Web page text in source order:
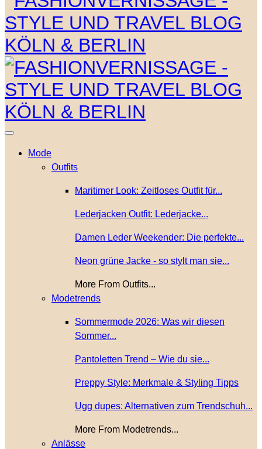
Mode
Outfits
Maritimer Look: Zeitloses Outfit für...
Lederjacken Outfit: Lederjacke...
Damen Leder Weekender: Die perfekte...
Neon grüne Jacke - so stylt man sie...
More From Outfits...
Modetrends
Sommermode 2026: Was wir diesen
Sommer...
Pantoletten Trend – Wie du sie...
Preppy Style: Merkmale & Styling Tipps
Ugg dupes: Alternativen zum Trendschuh...
More From Modetrends...
Anlässe